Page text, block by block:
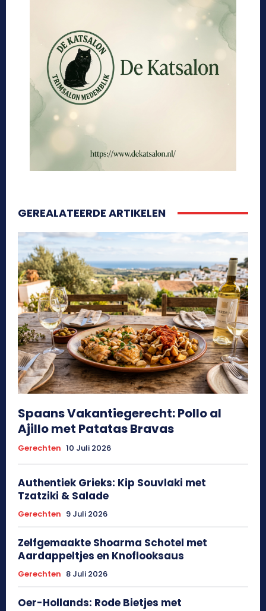
GEREALATEERDE ARTIKELEN
Spaans Vakantiegerecht: Pollo al
Ajillo met Patatas Bravas
Gerechten 10 Juli 2026
Authentiek Grieks: Kip Souvlaki met
Tzatziki & Salade
Gerechten 9 Juli 2026
Zelfgemaakte Shoarma Schotel met
Aardappeltjes en Knoflooksaus
Gerechten 8 Juli 2026
Oer-Hollands: Rode Bietjes met